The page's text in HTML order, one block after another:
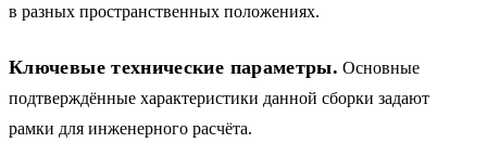
в разных пространственных положениях.
Ключевые технические параметры. Основные
подтверждённые характеристики данной сборки задают
рамки для инженерного расчёта.